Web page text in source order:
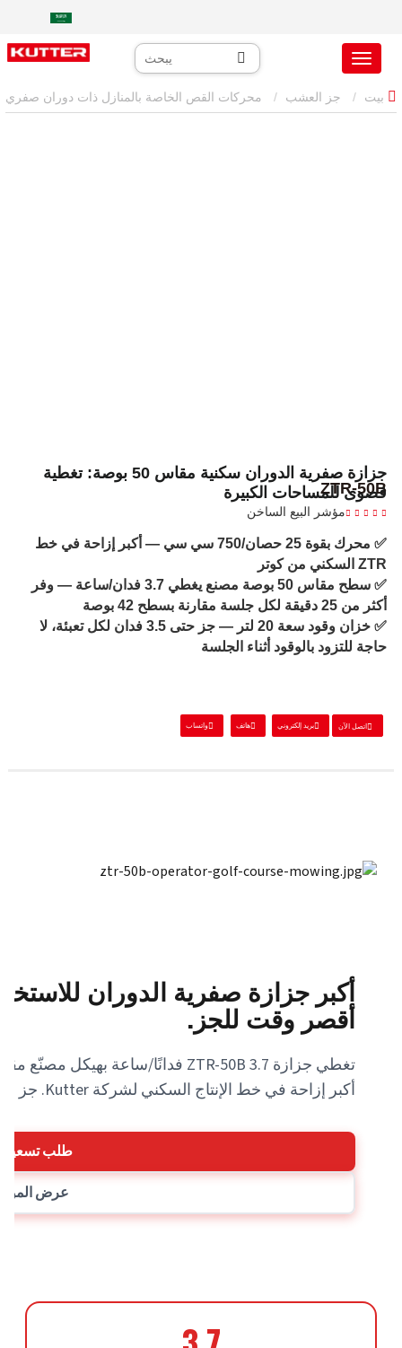
جز العشب محركات القص الخاصة بالمنازل ذات دوران صفري
جزازة صفرية الدوران سكنية مقاس 50 بوصة: تغطية
قصوى للمساحات الكبيرة
ZTR-50B
مؤشر البيع الساخن
✅ محرك بقوة 25 حصان/750 سي سي — أكبر إزاحة في خط
ZTR السكني من كوتر
✅ سطح مقاس 50 بوصة مصنع يغطي 3.7 فدان/ساعة — وفر
أكثر من 25 دقيقة لكل جلسة مقارنة بسطح 42 بوصة
✅ خزان وقود سعة 20 لتر — جز حتى 3.5 فدان لكل تعبئة، لا
حاجة للتزود بالوقود أثناء الجلسة
اتصل الآن بريد إلكتروني هاتف واتساب
أكبر جزازة صفرية الدوران
أقصر وقت للجز.
أكبر إزاحة في خط الإنتاج السكني لشركة Kutter. جز مساحة 3-5 فدان بخزان واحد سعة 20 لترًا.
طلب تسعير
عرض